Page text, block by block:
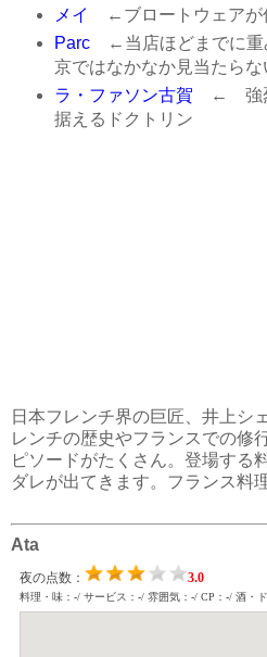
メイ
←ブロートウェアが
Parc←当店ほどまでに重
京ではなかなか見当たらな
ラ・ファソン古賀 ← 強烈
据えるドクトリン
日本フレンチ界の巨匠、井上シ
レンチの歴史やフランスでの修
ピソードがたくさん。登場する
ダレが出てきます。フランス料
Ata